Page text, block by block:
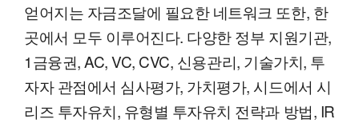
얻어지는 자금조달에 필요한 네트워크 또한, 한
곳에서 모두 이루어진다. 다양한 정부 지원기관,
1금융권, AC, VC, CVC, 신용관리, 기술가치, 투
자자 관점에서 심사평가, 가치평가, 시드에서 시
리즈 투자유치, 유형별 투자유치 전략과 방법, IR